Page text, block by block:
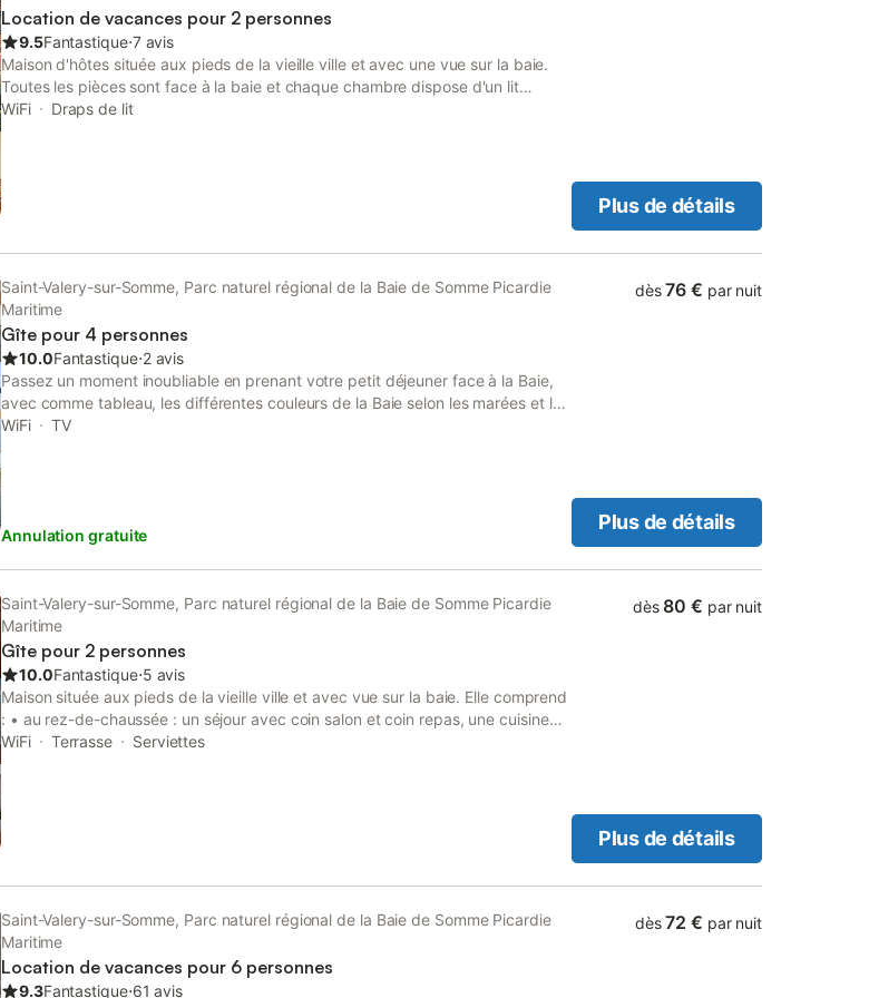
Location de vacances pour 2 personnes
9.5Fantastique⋅7 avis
Maison d'hôtes située aux pieds de la vieille ville et avec une vue sur la baie.
Toutes les pièces sont face à la baie et chaque chambre dispose d'un lit
160x200 et est équipée d'une salle d'eau et de WC privés.
WiFi Draps de lit
Plus de détails
Saint-Valery-sur-Somme, Parc naturel régional de la Baie de Somme Picardie
Maritime
Gîte pour 4 personnes
10.0Fantastique⋅2 avis
Passez un moment inoubliable en prenant votre petit déjeuner face à la Baie,
avec comme tableau, les différentes couleurs de la Baie selon les marées et le
vol des aigrettes, cormorans, sans oublier la venue des phoques. Situé face à
totale si la période est relouée
WiFi TV
Annulation gratuite
dès 76 € par nuit
Plus de détails
Saint-Valery-sur-Somme, Parc naturel régional de la Baie de Somme Picardie
Maritime
Gîte pour 2 personnes
10.0Fantastique⋅5 avis
Maison située aux pieds de la vieille ville et avec vue sur la baie. Elle comprend
: • au rez-de-chaussée : un séjour avec coin salon et coin repas, une cuisine
équipée et une terrasse • au 1er étage : 1 chambre et une salle d'eau avec
WiFi Terrasse Serviettes
dès 80 € par nuit
Plus de détails
Saint-Valery-sur-Somme, Parc naturel régional de la Baie de Somme Picardie
Maritime
Location de vacances pour 6 personnes
9.3Fantastique⋅61 avis
dès 72 € par nuit